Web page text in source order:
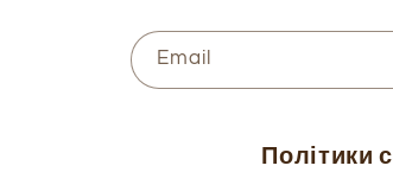
Email
Політики